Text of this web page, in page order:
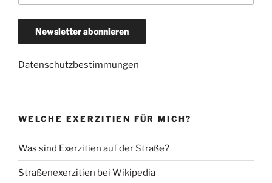
Datenschutzbestimmungen
WELCHE EXERZITIEN FÜR MICH?
Was sind Exerzitien auf der Straße?
Straßenexerzitien bei Wikipedia